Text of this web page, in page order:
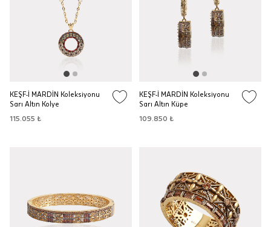
KEŞF-İ MARDİN Koleksiyonu
Sarı Altın Kolye
115.055 ₺
KEŞF-İ MARDİN Koleksiyonu
Sarı Altın Küpe
109.850 ₺